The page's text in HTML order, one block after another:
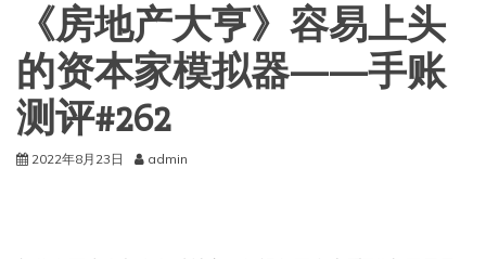
《房地产大亨》容易上头
的资本家模拟器——手账
测评#262
2022年8月23日 admin